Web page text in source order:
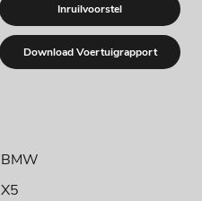
Inruilvoorstel
Download Voertuigrapport
BMW
X5